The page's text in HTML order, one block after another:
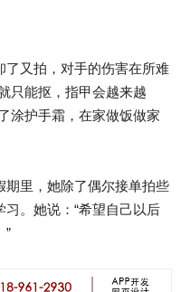
了又拍，对手的伤害在所难
只能抠，指甲会越来越
涂护手霜，在家做饭做家
期里，她除了偶尔接单拍些
。她说：“希望自己以后
”